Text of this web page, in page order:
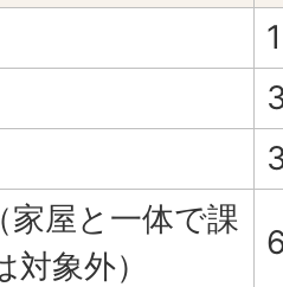
家屋と一体で課
象外）